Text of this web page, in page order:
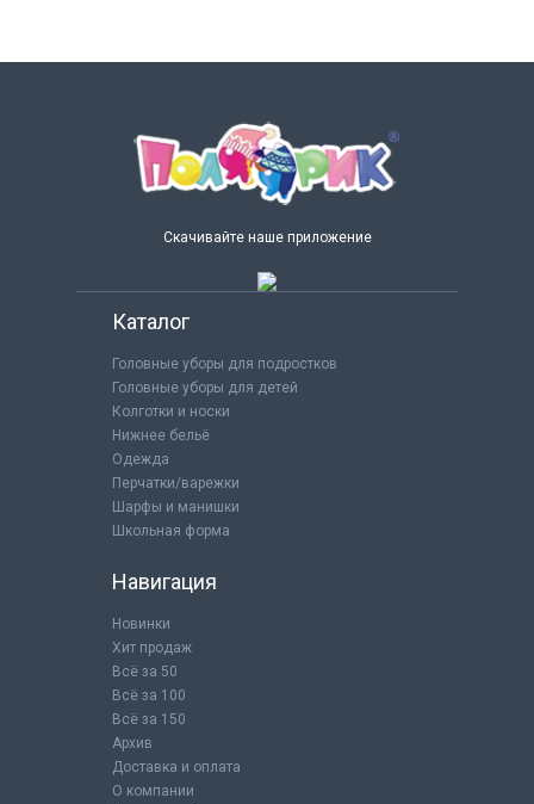
Скачивайте наше приложение
Каталог
Головные уборы для подростков
Головные уборы для детей
Колготки и носки
Нижнее бельё
Одежда
Перчатки/варежки
Шарфы и манишки
Школьная форма
Навигация
Новинки
Хит продаж
Всё за 50
Всё за 100
Всё за 150
Архив
Доставка и оплата
О компании